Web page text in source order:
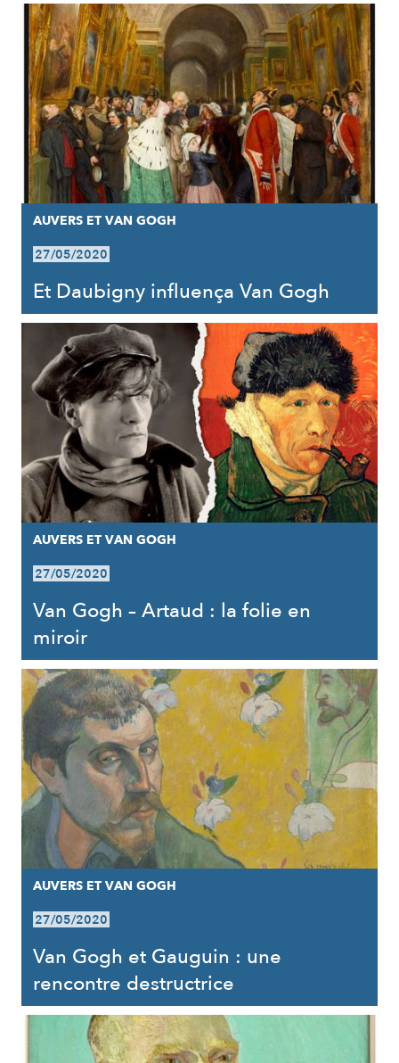
AUVERS ET VAN GOGH
27/05/2020
Et Daubigny influença Van Gogh
AUVERS ET VAN GOGH
27/05/2020
Van Gogh – Artaud : la folie en
miroir
AUVERS ET VAN GOGH
27/05/2020
Van Gogh et Gauguin : une
rencontre destructrice